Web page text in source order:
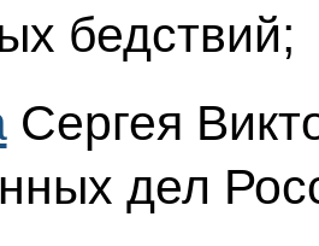
бедствий;
Сергея
дел